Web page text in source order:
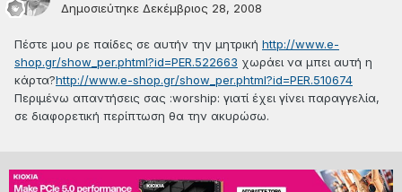
Δημοσιεύτηκε Δεκέμβριος 28, 2008
Πέστε μου ρε παίδες σε αυτήν την μητρική http://www.e-
shop.gr/show_per.phtml?id=PER.522663 χωράει να μπει αυτή η
κάρτα?http://www.e-shop.gr/show_per.phtml?id=PER.510674
Περιμένω απαντήσεις σας :worship: γιατί έχει γίνει παραγγελία,
σε διαφορετική περίπτωση θα την ακυρώσω.